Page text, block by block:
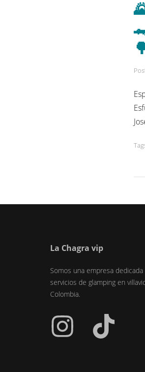
La Chagra vip
Somos una empresa
servicios de glamping en
Colombia.